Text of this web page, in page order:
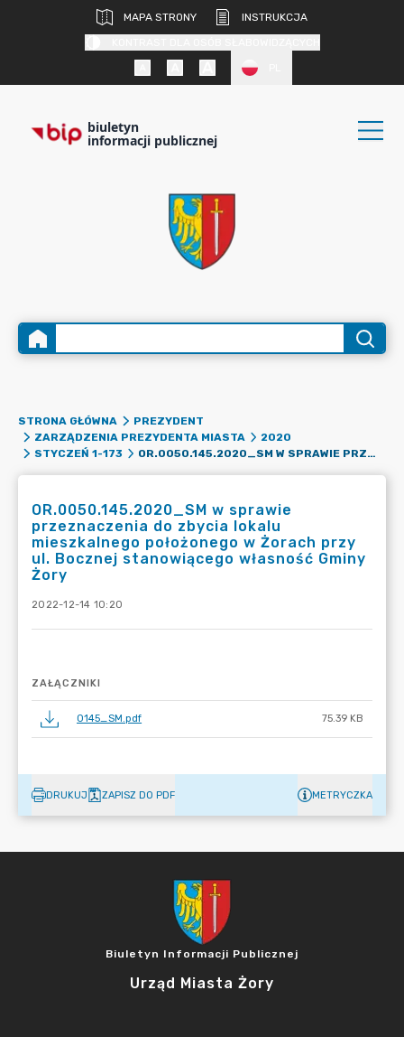
MAPA STRONY
INSTRUKCJA
biuletyn
informacji publicznej
STRONA GŁÓWNA
PREZYDENT
ZARZĄDZENIA PREZYDENTA MIASTA
2020
STYCZEŃ 1-173
OR.0050.145.2020_SM W SPRAWIE PRZEZNACZENIA DO ZBYCIA LOKALU MIESZKALNEGO POŁOŻONEGO W ŻORACH PRZY UL. BOCZNEJ STANOWIĄCEGO WŁASNOŚĆ GMINY ŻORY
OR.0050.145.2020_SM w sprawie
przeznaczenia do zbycia lokalu
mieszkalnego położonego w Żorach przy
ul. Bocznej stanowiącego własność Gminy
Żory
2022-12-14 10:20
ZAŁĄCZNIKI
0145_SM.pdf 75.39 KB
DRUKUJ ZAPISZ DO PDF METRYCZKA
Biuletyn Informacji Publicznej
Urząd Miasta Żory